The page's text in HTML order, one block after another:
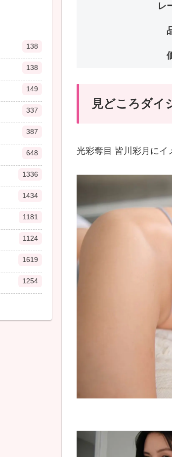
レ
見どころダイ
光彩奪目 皆川彩月にイ
138
138
149
337
387
648
1336
1434
1181
1124
1619
1254